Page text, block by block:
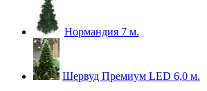
Нормандия 7 м.
Шервуд Премиум LED 6,0 м.